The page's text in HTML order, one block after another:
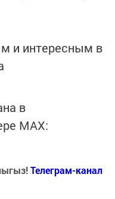
и интересным в
в
MАХ:
Телеграм-канал